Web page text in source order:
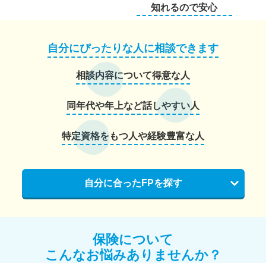
知れるので安心
自分にぴったりな人に相談できます
相談内容について得意な人
同年代や年上など話しやすい人
特定資格をもつ人や経験豊富な人
自分に合ったFPを探す
保険について
こんなお悩みありませんか？